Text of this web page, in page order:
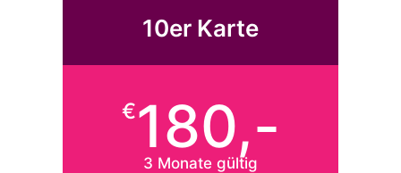
10er Karte
€180,-
3 Monate gültig